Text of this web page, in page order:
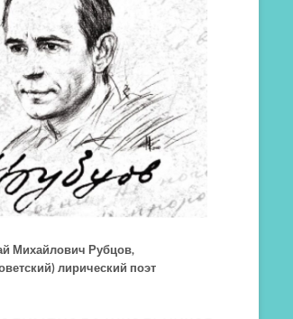
Михайлович Рубцов,
лирический поэт